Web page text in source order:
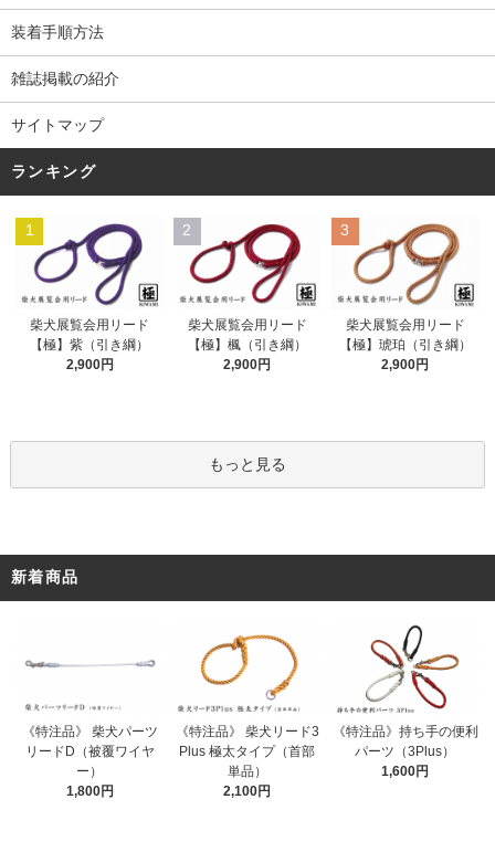
装着手順方法
雑誌掲載の紹介
サイトマップ
ランキング
1
柴犬展覧会用リード
【極】紫（引き綱）
2,900円
2
柴犬展覧会用リード
【極】楓（引き綱）
2,900円
3
柴犬展覧会用リード
【極】琥珀（引き綱）
2,900円
もっと見る
新着商品
《特注品》 柴犬パーツ
リードD（被覆ワイヤ
ー）
1,800円
《特注品》 柴犬リード3
Plus 極太タイプ（首部
単品）
2,100円
《特注品》持ち手の便利
パーツ（3Plus）
1,600円